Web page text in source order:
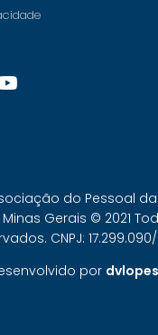
do Pessoal
Gerais © 2021
CNPJ:
por dvlopes